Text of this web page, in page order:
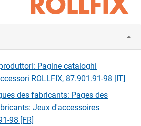
Pagine cataloghi
ROLLFIX, 87.901.91-98 [IT]
des fabricants: Pages des
Jeux d'accessoires
98 [FR]